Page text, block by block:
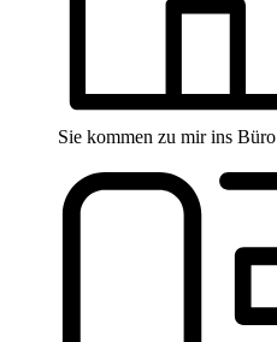
Sie kommen zu mir ins Büro